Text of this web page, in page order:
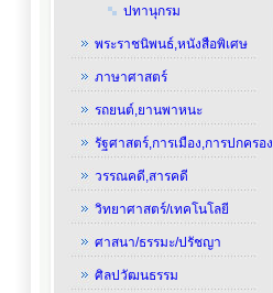
ปทานุกรม
พระราชนิพนธ์,หนังสือพิเศษ
ภาษาศาสตร์
รถยนต์,ยานพาหนะ
รัฐศาสตร์,การเมือง,การปกครอง
วรรณคดี,สารคดี
วิทยาศาสตร์/เทคโนโลยี
ศาสนา/ธรรมะ/ปรัชญา
ศิลปวัฒนธรรม